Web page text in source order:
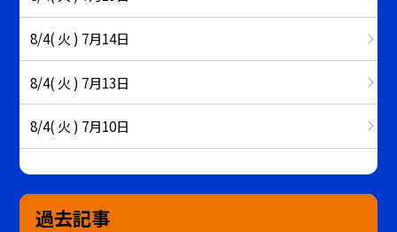
8/4( 火 ) 7月14日
8/4( 火 ) 7月13日
8/4( 火 ) 7月10日
過去記事